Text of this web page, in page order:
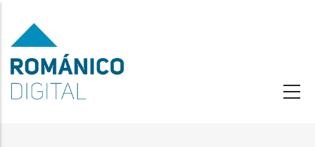
contenido
principal